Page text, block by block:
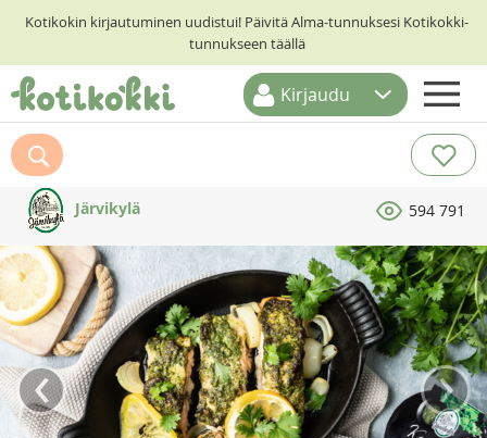
Kotikokin kirjautuminen uudistui! Päivitä Alma-tunnuksesi Kotikokki-
tunnukseen täällä
ETUSIVU
RESEPTIHAKU
RUOKATEEMAT
KESKUSTELUT
KOTIKOKIT
Kirjaudu
Järvikylä 594 791
‹ ›